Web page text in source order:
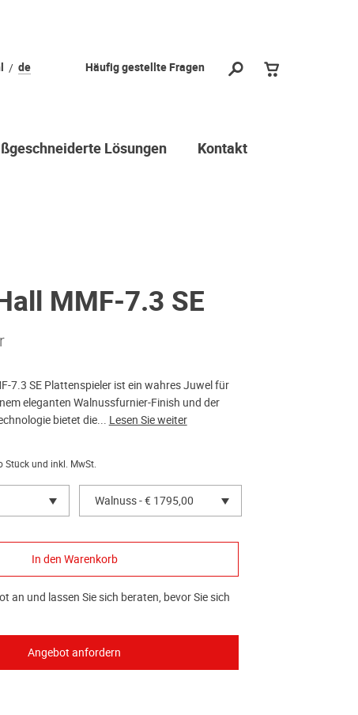
Häufig gestellte Fragen
de
Lösungen Kontakt
MMF-7.3 SE
7.3 SE Plattenspieler ist ein wahres Juwel für
eleganten Walnussfurnier-Finish und der
bietet die... Lesen Sie weiter
Stück und inkl. MwSt.
Walnuss - € 1795,00
an und lassen Sie sich beraten, bevor Sie sich